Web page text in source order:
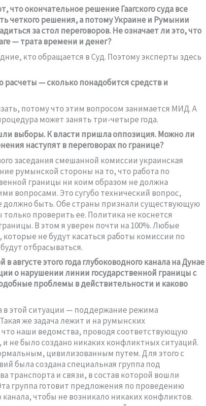
что окончательное решение Гаагского суда все
четкого решения, а потому Украине и Румынии
за стол переговоров. Не означает ли это, что
— трата времени и денег?
кто обращается в Суд. Поэтому эксперты здесь
— сколько понадобится средств и
потому что этим вопросом занимается МИД. А
может занять три-четыре года.
выборы. К власти пришла оппозиция. Можно ли
наступят в переговорах по границе?
заседания смешанной комиссии украинская
румынской стороны на то, что работа по
границы ни коим образом не должна
вопросами. Это сугубо технический вопрос,
должно быть. Обе страны признали существующую
проверить ее. Политика не коснется
В этом я уверен почти на 100%. Любые
не будут касаться работы комиссии по
отбрасываться.
августе этого года глубоководного канала на Дунае
о нарушении линии государственной границы с
проблемы в действительности и каково
в этой ситуации — поддержание режима
же задача лежит и на румынских
что наши ведомства, проводя соответствующую
не было создано никаких конфликтных ситуаций.
цивилизованным путем. Для этого с
была создана специальная группа под
транспорта и связи, в состав которой вошли
группа готовит предложения по проведению
чтобы не возникало никаких конфликтов.